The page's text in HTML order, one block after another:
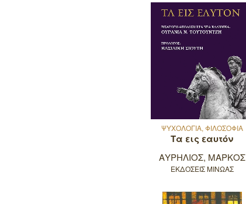
ΨΥΧΟΛΟΓΙΑ, ΦΙΛΟΣΟΦΙΑ
Τα εις εαυτόν
ΑΥΡΗΛΙΟΣ, ΜΑΡΚΟΣ
ΕΚΔΟΣΕΙΣ ΜΙΝΩΑΣ